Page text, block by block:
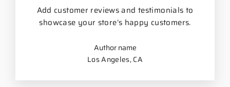
Add customer reviews and testimonials to
showcase your store’s happy customers.
Author name
Los Angeles, CA